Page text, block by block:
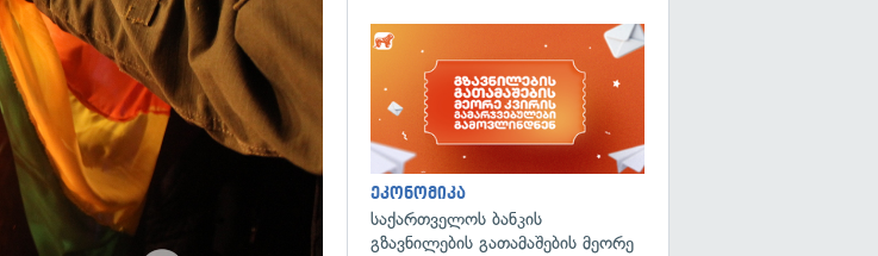
ეკონომიკა
საქართველოს ბანკის
გზავნილების გათამაშების მეორე